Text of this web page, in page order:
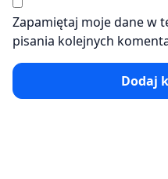
Zapamiętaj moje dane w
pisania kolejnych
Dodaj